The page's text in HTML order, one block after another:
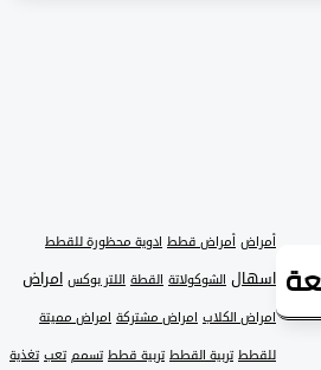
أمراض قطط ادوية محظورة للقطط
اسهال الشوكولاتة القطة اللتر بوكس امراض
امراض الكلاب امراض مشتركة امراض مميتة
تربية القطط تربية قطط تسمم تعب تغذية